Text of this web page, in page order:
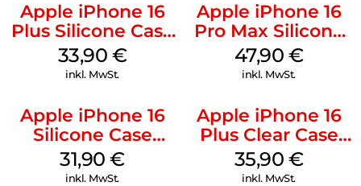
Apple iPhone 16
Plus Silicone Case
MagSafe Lake
Green
33,90 €
inkl. MwSt.
Apple iPhone 16
Pro Max Silicone
Case MagSafe
Black
47,90 €
inkl. MwSt.
Apple iPhone 16
Silicone Case
MagSafe Fuchsia
31,90€
inkl. MwSt.
Apple iPhone 16
Plus Clear Case
MagSafe
Transparent
35,90 €
inkl. MwSt.